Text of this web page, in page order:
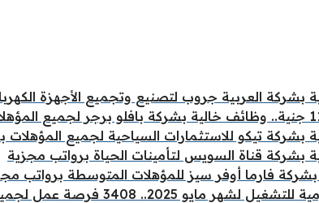
بشركة العربية جروب لتصنيع وتجميع الأجهزة
بشركة تيكو للاستثمارات السياحية لجميع المؤهلات
بشركة قناة السويس لتأمينات الحياة برواتب مجزية
فارما أوفر سيز للمؤهلات المتوسطة برواتب
مايو 2025.. 3408 فرصة عمل لجميع المؤهلات برواتب مجزية